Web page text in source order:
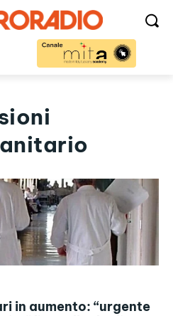
in aumento: “urgente